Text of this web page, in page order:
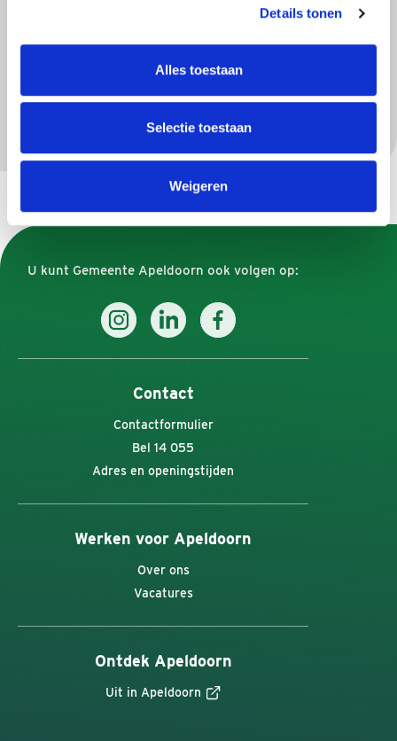
Details tonen
Alles toestaan
Selectie toestaan
Weigeren
Begrotingssubsidie
Subsidie Gebiedsparticipatie
Incidentele subsidie
U kunt Gemeente Apeldoorn ook volgen op:
Contact
Contactformulier
Bel 14 055
Adres en openingstijden
Werken voor Apeldoorn
Over ons
Vacatures
Ontdek Apeldoorn
Uit in Apeldoorn